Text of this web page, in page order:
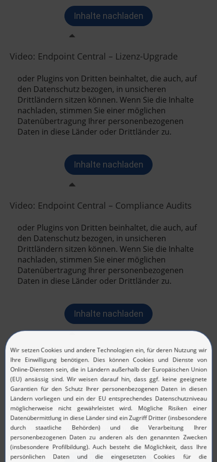
Video: Endpoint Central – Lizenz-Upgrade
Video: Endpoint Central – Compliance Audits
Video-Tutorial: Endpoint Central -
Troubleshooting-Tipps für häufige Probleme